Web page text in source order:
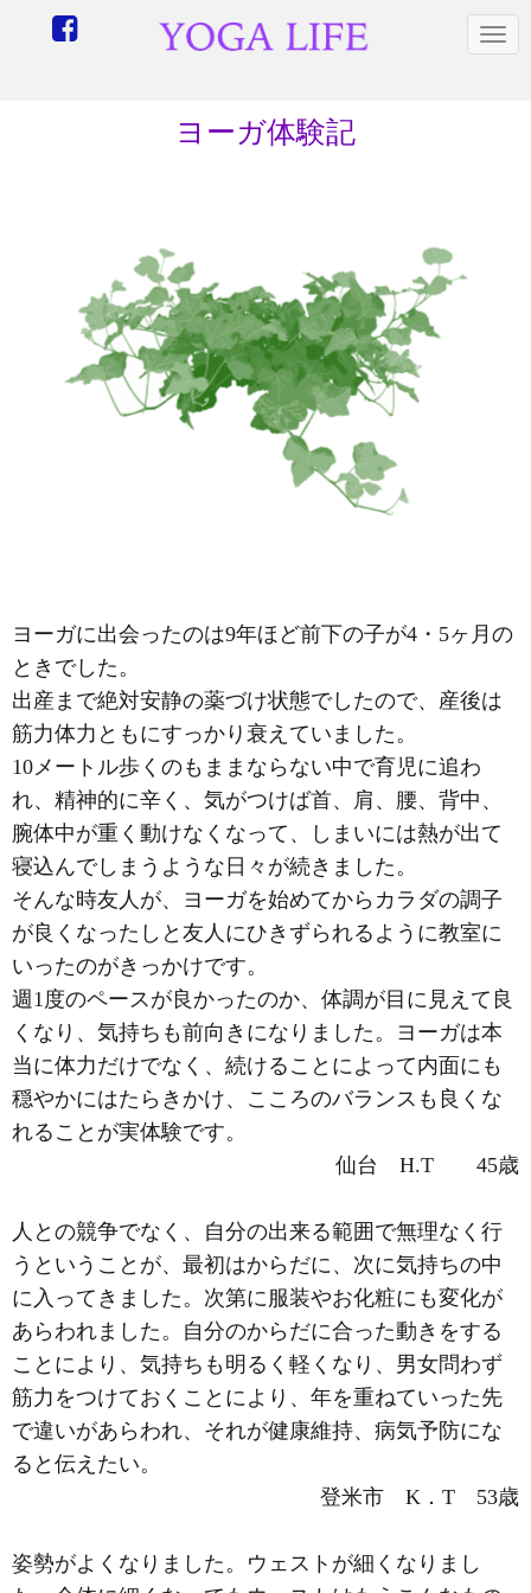
N
ヨーガ体験記
ヨーガに出会ったのは9年ほど前下の子が4・5ヶ月の
ときでした。
出産まで絶対安静の薬づけ状態でしたので、産後は
筋力体力ともにすっかり衰えていました。
10メートル歩くのもままならない中で育児に追わ
れ、精神的に辛く、気がつけば首、肩、腰、背中、
腕体中が重く動けなくなって、しまいには熱が出て
寝込んでしまうような日々が続きました。
そんな時友人が、ヨーガを始めてからカラダの調子
が良くなったしと友人にひきずられるように教室に
いったのがきっかけです。
週1度のペースが良かったのか、体調が目に見えて良
くなり、気持ちも前向きになりました。ヨーガは本
当に体力だけでなく、続けることによって内面にも
穏やかにはたらきかけ、こころのバランスも良くな
れることが実体験です。
仙台 H.T 45歳
人との競争でなく、自分の出来る範囲で無理なく行
うということが、最初はからだに、次に気持ちの中
に入ってきました。次第に服装やお化粧にも変化が
あらわれました。自分のからだに合った動きをする
ことにより、気持ちも明るく軽くなり、男女問わず
筋力をつけておくことにより、年を重ねていった先
で違いがあらわれ、それが健康維持、病気予防にな
ると伝えたい。
登米市 K．T 53歳
姿勢がよくなりました。ウェストが細くなりまし